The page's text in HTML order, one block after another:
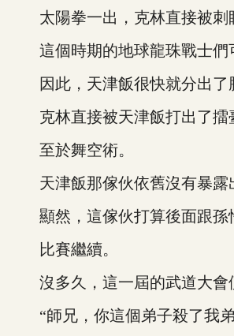
太陽拳一出，克林直接被刺
這個時期的地球龍珠戰士們
因此，天津飯很快就分出了
克林直接被天津飯打出了擂
至於舞空術。
天津飯那傢伙依舊沒有暴露
顯然，這傢伙打算後面跟孫
比賽繼續。
沒多久，這一屆的武道大會便
“師兄，你這個弟子殺了我弟